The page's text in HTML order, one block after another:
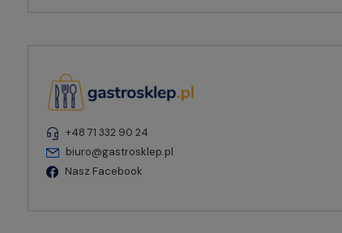
+48 71 332 90 24
biuro@gastrosklep.pl
Nasz Facebook